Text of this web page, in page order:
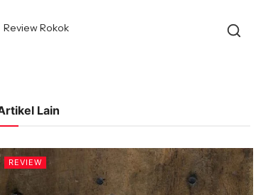
Review Rokok
Lain
REVIEW